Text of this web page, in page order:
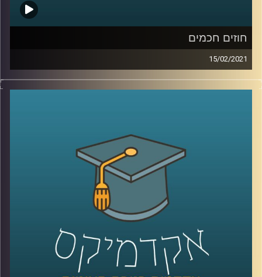
חוזים חכמים
15/02/2021
מושגים כמו "בלוקצ'יין" ו-"קריפטו" מקיפים אותנו מכל עבר
ועל רשת הבלוקצ'יין שיש המתארים אותה כמהפכה
עו"ד אמיר בושנסקי שכתב את התזה שלו במסגרת תוכנית ה-
MA במשפטים, טכנולוגיה וחדשנות עסקית בהנחייתו של ד"ר
רונן קריטנשטיין, בחן האם הפרדיגמה החוזית הינה המעטפת
הראויה בעבור החוזה החכם חרף המתחים המתקיימים ביניהם.
מוזמנים להצטרף לשעה בה נענה על שאלות כמו – מהו חוזה
חכם? במה הוא שונה מחוזה רגיל או דיגיטלי? מהם המתחים
המתקיימים בינו לבין דוקטרינות חוזיות מוכרות? והאם
הפרדיגמה החוזית היא אכן המעטפת הראויה בעבורו?
קרדיט תמונות:AudioVersity